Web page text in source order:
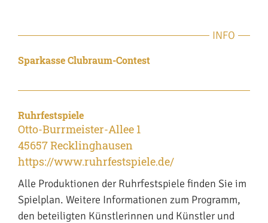
INFO
Sparkasse Clubraum-Contest
Ruhrfestspiele
Otto-Burrmeister-Allee 1
45657 Recklinghausen
https://www.ruhrfestspiele.de/
Alle Produktionen der Ruhrfestspiele finden Sie im
Spielplan. Weitere Informationen zum Programm,
den beteiligten Künstlerinnen und Künstler und